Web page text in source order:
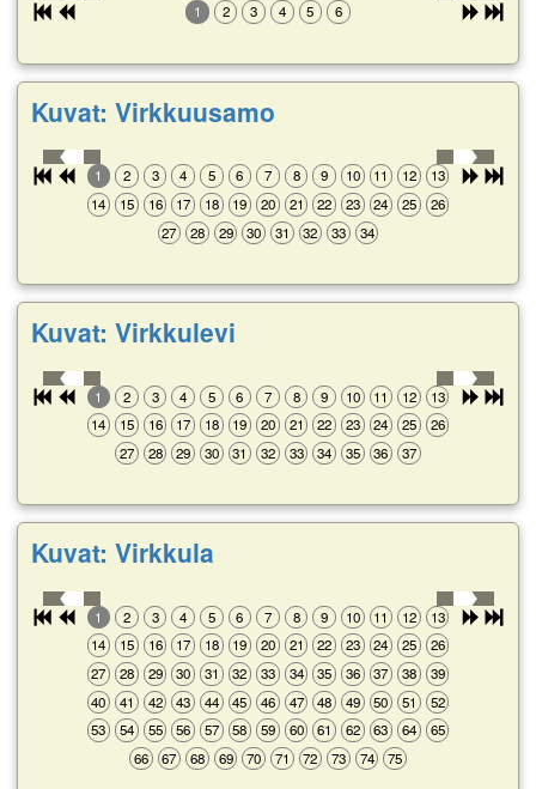
1 2 3 4 5 6
Kuvat: Virkkuusamo
1 2 3 4 5 6 7 8 9 10 11 12
13
14
15 16 17 18 19 20 21 22 23 24 25
26
27
28 29 30 31 32 33 34
Kuvat: Virkkulevi
1 2 3 4 5 6 7 8 9 10 11 12
13
14
15 16 17 18 19 20 21 22 23 24 25
26
27
28 29 30 31 32 33 34 35 36 37
Kuvat: Virkkula
1 2 3 4 5 6 7 8 9 10 11 12
13
14
15 16 17 18 19 20 21 22 23 24 25
26
27
28 29 30 31 32 33 34 35 36 37 38
39
40
41 42 43 44 45 46 47 48 49 50 51
52
53
54 55 56 57 58 59 60 61 62 63 64
65
66
67 68 69 70 71 72 73 74 75